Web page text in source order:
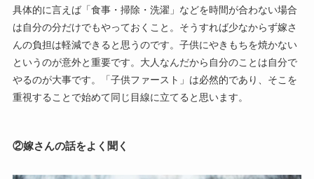
具体的に言えば「食事・掃除・洗濯」などを時間が合わない場合
は自分の分だけでもやっておくこと。そうすれば少なからず嫁さ
んの負担は軽減できると思うのです。子供にやきもちを焼かない
というのが意外と重要です。大人なんだから自分のことは自分で
やるのが大事です。「子供ファースト」は必然的であり、そこを
重視することで始めて同じ目線に立てると思います。
②嫁さんの話をよく聞く